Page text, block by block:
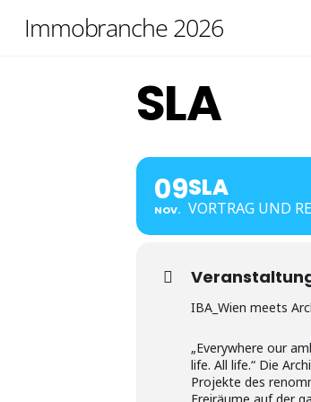
Immobranche 2026
SLA
09
NOV.
SLA
VORTRAG UND
IBA_Wien meets
„Everywhere our
life. All life.“ Die
Projekte des